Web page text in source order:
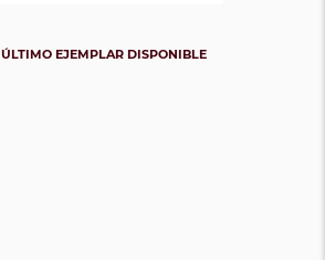
ÚLTIMO EJEMPLAR DISPONIBLE